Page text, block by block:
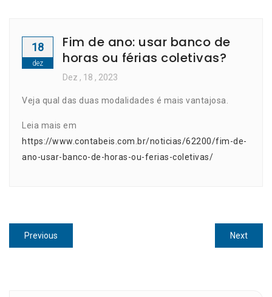
18
dez
Fim de ano: usar banco de
horas ou férias coletivas?
Dez , 18 , 2023
Veja qual das duas modalidades é mais vantajosa.
Leia mais em
https://www.contabeis.com.br/noticias/62200/fim-de-
ano-usar-banco-de-horas-ou-ferias-coletivas/
Navegação
de
Previous
post:
NextNext
post: